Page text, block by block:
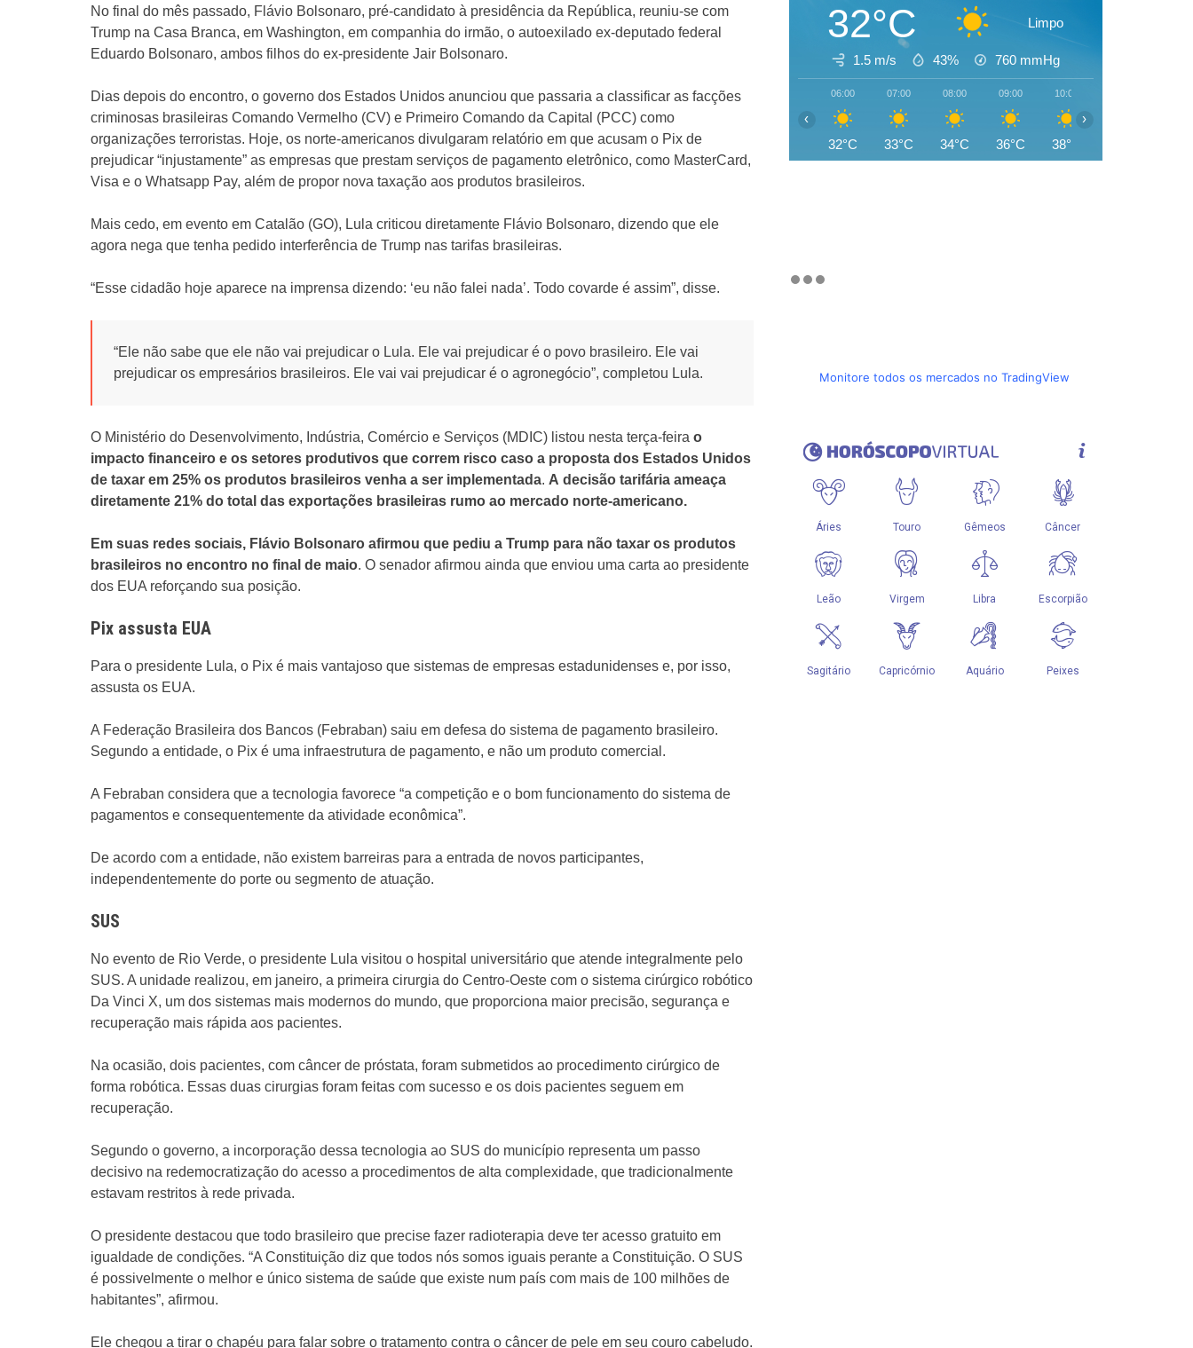
No final do mês passado, Flávio Bolsonaro, pré-candidato à presidência da República, reuniu-se com
Trump na Casa Branca, em Washington, em companhia do irmão, o autoexilado ex-deputado federal
Eduardo Bolsonaro, ambos filhos do ex-presidente Jair Bolsonaro.
Dias depois do encontro, o governo dos Estados Unidos anunciou que passaria a classificar as facções
criminosas brasileiras Comando Vermelho (CV) e Primeiro Comando da Capital (PCC) como
organizações terroristas. Hoje, os norte-americanos divulgaram relatório em que acusam o Pix de
prejudicar “injustamente” as empresas que prestam serviços de pagamento eletrônico, como MasterCard,
Visa e o Whatsapp Pay, além de propor nova taxação aos produtos brasileiros.
Mais cedo, em evento em Catalão (GO), Lula criticou diretamente Flávio Bolsonaro, dizendo que ele
agora nega que tenha pedido interferência de Trump nas tarifas brasileiras.
“Esse cidadão hoje aparece na imprensa dizendo: ‘eu não falei nada’. Todo covarde é assim”, disse.
“Ele não sabe que ele não vai prejudicar o Lula. Ele vai prejudicar é o povo brasileiro. Ele vai
prejudicar os empresários brasileiros. Ele vai vai prejudicar é o agronegócio”, completou Lula.
O Ministério do Desenvolvimento, Indústria, Comércio e Serviços (MDIC) listou nesta terça-feira o
impacto financeiro e os setores produtivos que correm risco caso a proposta dos Estados Unidos
de taxar em 25% os produtos brasileiros venha a ser implementada. A decisão tarifária ameaça
diretamente 21% do total das exportações brasileiras rumo ao mercado norte-americano.
Em suas redes sociais, Flávio Bolsonaro afirmou que pediu a Trump para não taxar os produtos
brasileiros no encontro no final de maio. O senador afirmou ainda que enviou uma carta ao presidente
dos EUA reforçando sua posição.
Pix assusta EUA
Para o presidente Lula, o Pix é mais vantajoso que sistemas de empresas estadunidenses e, por isso,
assusta os EUA.
A Federação Brasileira dos Bancos (Febraban) saiu em defesa do sistema de pagamento brasileiro.
Segundo a entidade, o Pix é uma infraestrutura de pagamento, e não um produto comercial.
A Febraban considera que a tecnologia favorece “a competição e o bom funcionamento do sistema de
pagamentos e consequentemente da atividade econômica”.
De acordo com a entidade, não existem barreiras para a entrada de novos participantes,
independentemente do porte ou segmento de atuação.
SUS
No evento de Rio Verde, o presidente Lula visitou o hospital universitário que atende integralmente pelo
SUS. A unidade realizou, em janeiro, a primeira cirurgia do Centro-Oeste com o sistema cirúrgico robótico
Da Vinci X, um dos sistemas mais modernos do mundo, que proporciona maior precisão, segurança e
recuperação mais rápida aos pacientes.
Na ocasião, dois pacientes, com câncer de próstata, foram submetidos ao procedimento cirúrgico de
forma robótica. Essas duas cirurgias foram feitas com sucesso e os dois pacientes seguem em
recuperação.
Segundo o governo, a incorporação dessa tecnologia ao SUS do município representa um passo
decisivo na redemocratização do acesso a procedimentos de alta complexidade, que tradicionalmente
estavam restritos à rede privada.
O presidente destacou que todo brasileiro que precise fazer radioterapia deve ter acesso gratuito em
igualdade de condições. “A Constituição diz que todos nós somos iguais perante a Constituição. O SUS
é possivelmente o melhor e único sistema de saúde que existe num país com mais de 100 milhões de
habitantes”, afirmou.
Ele chegou a tirar o chapéu para falar sobre o tratamento contra o câncer de pele em seu couro cabeludo.
32°C Limpo
1.5 m/s 43% 760 mmHg
06:00
32°C
07:00
33°C
08:00
34°C
09:00
36°C
10:00
38°C
‹ ›
Monitore todos os mercados no TradingView